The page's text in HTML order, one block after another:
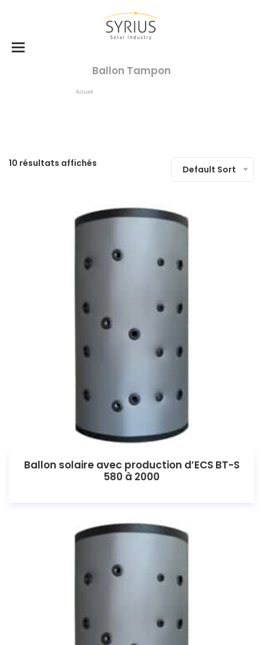
Ballon Tampon
Accueil
10 résultats affichés
Default Sort
Ballon solaire avec production d’ECS BT-S
580 à 2000